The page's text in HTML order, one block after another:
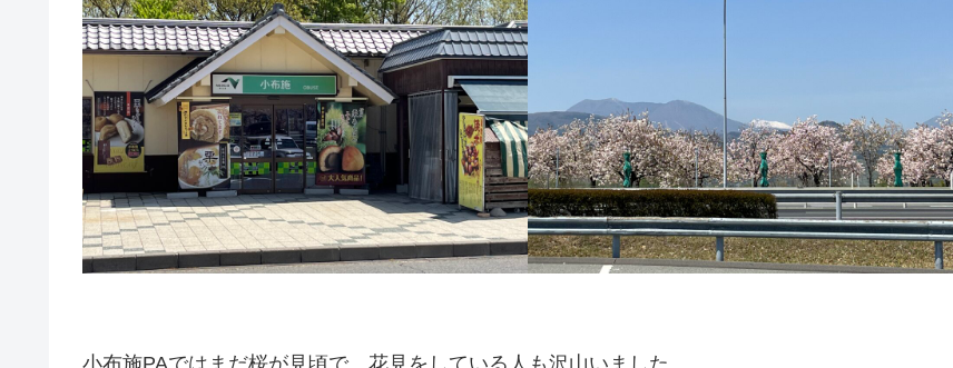
小布施PAではまだ桜が見頃で、花見をしている人も沢山いました。